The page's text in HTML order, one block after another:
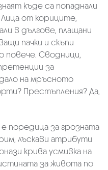
къде са попаднали
от кориците,
в дългове, плащани
пачки и скъпи
повече. Сводници,
за
на мръсното
Престъпления? Да,
е поредица за грозната
лъскави атрибути
крива усмивка на
за живота по